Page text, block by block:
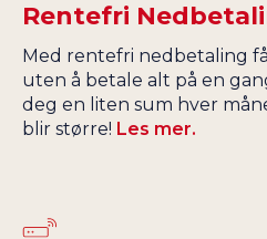
Rentefri
Med rentefri nedbetaling
uten å betale alt på en
deg en liten sum hver
blir større! Les mer.